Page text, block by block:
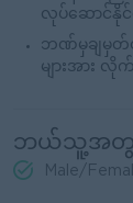
လုပ်‌ဆောင်နို
ဘဏ်မှချမှတ်
များအား လို
ဘယ်သူ့အ
Male/